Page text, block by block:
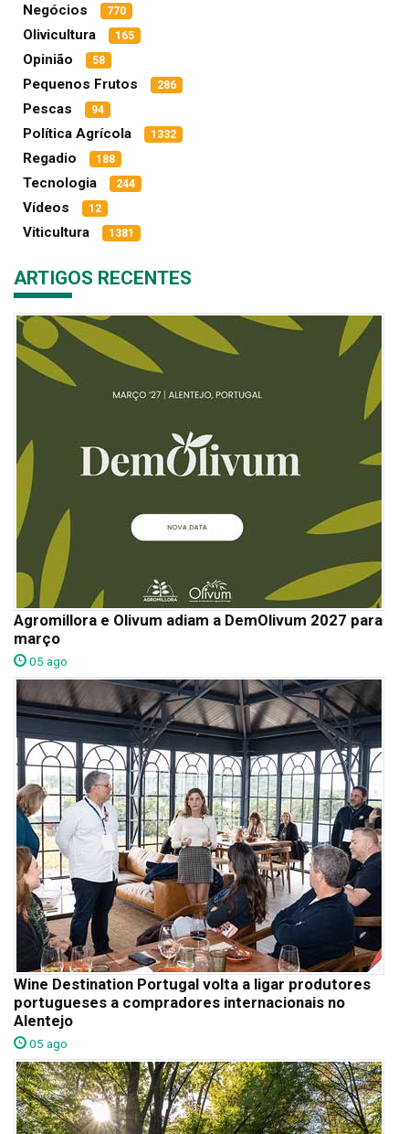
Negócios 770
Olivicultura 165
Opinião 58
Pequenos Frutos 286
Pescas 94
Política Agrícola 1332
Regadio 188
Tecnologia 244
Vídeos 12
Viticultura 1381
ARTIGOS RECENTES
Agromillora e Olivum adiam a DemOlivum 2027 para
março
05 ago
Wine Destination Portugal volta a ligar produtores
portugueses a compradores internacionais no
Alentejo
05 ago